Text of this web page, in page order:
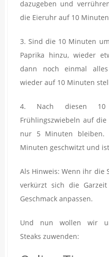
dazugeben und
die Eieruhr auf 10
3. Sind die 10 Minuten
Paprika hinzu, wieder
dann noch einmal
wieder auf 10 Minuten
4. Nach diesen
Frühlingszwiebeln auf
nur 5 Minuten bleiben.
Minuten geschwitzt und
Als Hinweis: Wenn ihr die
verkürzt sich die
Geschmack anpassen.
Und nun wollen wir
Steaks zuwenden: